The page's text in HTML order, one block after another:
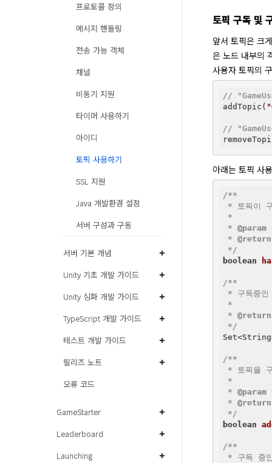
프로토콜 정의
메시지 핸들링
전송 가능 객체
채널
비동기 지원
타이머 사용하기
아이디
토픽 사용하기
SSL 지원
Java 개발환경 설정
서버 구성과 구동
서버 기본 개념
Unity 기초 개발 가이드
Unity 심화 개발 가이드
TypeScript 개발 가이드
테스트 개발 가이드
릴리즈 노트
오류 코드
GameStarter
Leaderboard
Launching
토픽 구독 및
앞서 토픽은 크
은 노드 내부의
사용자 토픽의
//
addTopic(
//
아래는 토픽 사
/**
* 토픽이
*
* @param
* @return
*/
boolean
/**
* 구독중인
*
* @return
*/
/**
* 토픽을
*
* @param
* @return
*/
boolean
/**
* 구독 중